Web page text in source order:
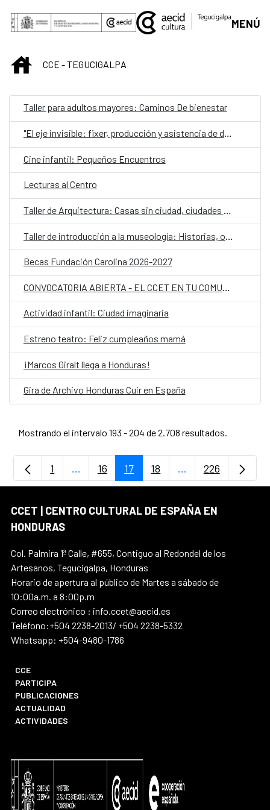
Saltar al contenido principal
MENÚ
INICIOCCE - TEGUCIGALPA
Taller para adultos mayores: Caminos De bienestar
"El eje invisible: fixer, producción y asistencia de dirección desde la práctica"
Cine infantil: Pequeños Encuentros
Lecturas al Centro
Taller de Arquitectura: Casas sin ciudad, ciudades sin casas: estrategias para la vivienda colectiva contemporánea
Becas Fundación Carolina 2026-2027
CONVOCATORIA ABIERTA - EL CCET EN TU COMUNIDAD
Actividad infantil: Ciudad imaginaria
Estreno teatro: Feliz cumpleaños mamá
¡Marcos Giralt llega a Honduras!
Gira de Archivo Honduras Cuir en España
Mostrando el intervalo 193 - 204 de 2.708 resultados.
Página
1 ...Páginas intermedias Use TAB para
Página
16 Página
17 Página
18 ...PáginasPágina
226
CCET | CENTRO CULTURAL DE ESPAÑA EN
HONDURAS
Col. Palmira 1ª Calle, #655, Contiguo al Redondel de los
Artesanos, Tegucigalpa, Honduras
Horario de apertura al público de Martes a sábado de
10:00a.m. a 8:00p.m
Correo electrónico : info.ccet@aecid.es
Teléfono:+504 2238-2013/ +504 2238-5332
Whatsapp: +504-9480-1786
CCE
PARTICIPA
PUBLICACIONES
ACTUALIDAD
ACTIVIDADES